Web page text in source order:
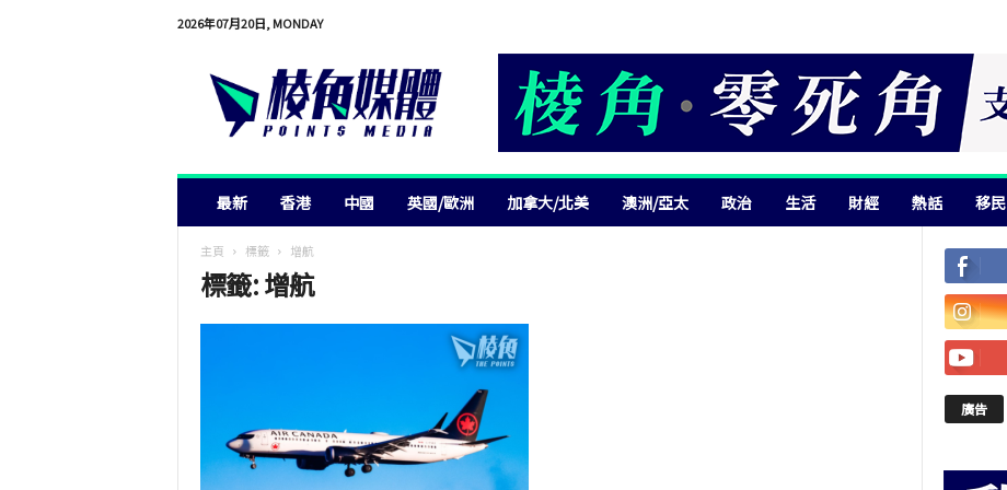
2026年07月20日, MONDAY
最新 香港 中國 英國/歐洲 加拿大/北美 澳洲/亞太 政治 生活 財經 熱話 移民
主頁 標籤 增航
標籤: 增航
廣告